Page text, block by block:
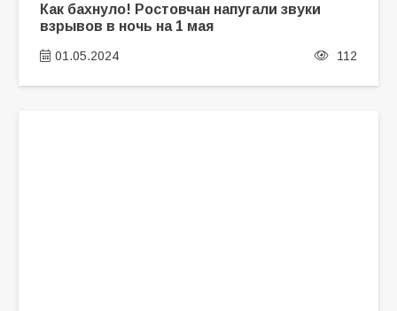
Как бахнуло! Ростовчан напугали звуки
взрывов в ночь на 1 мая
01.05.2024 112